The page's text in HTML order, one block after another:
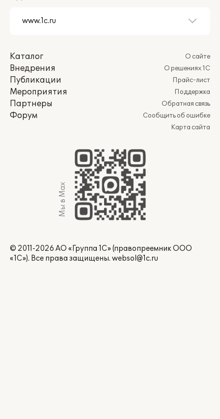
Каталог
Внедрения
Публикации
Мероприятия
Партнеры
Форум
О сайте
О решениях 1С
Прайс-лист
Поддержка
Обратная связь
Сообщить об ошибке
Карта сайта
Мы в Max
© 2011-2026 АО «Группа 1С» (правопреемник ООО
«1С»). Все права защищены. websol@1c.ru